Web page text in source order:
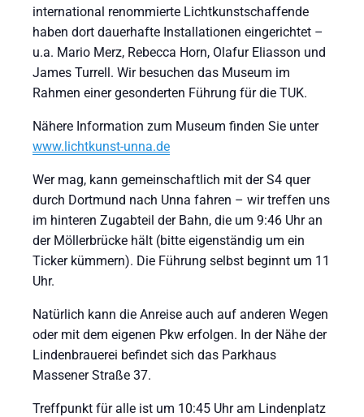
international renommierte Lichtkunstschaffende
haben dort dauerhafte Installationen eingerichtet –
u.a. Mario Merz, Rebecca Horn, Olafur Eliasson und
James Turrell. Wir besuchen das Museum im
Rahmen einer gesonderten Führung für die TUK.
Nähere Information zum Museum finden Sie unter
www.lichtkunst-unna.de
Wer mag, kann gemeinschaftlich mit der S4 quer
durch Dortmund nach Unna fahren – wir treffen uns
im hinteren Zugabteil der Bahn, die um 9:46 Uhr an
der Möllerbrücke hält (bitte eigenständig um ein
Ticker kümmern). Die Führung selbst beginnt um 11
Uhr.
Natürlich kann die Anreise auch auf anderen Wegen
oder mit dem eigenen Pkw erfolgen. In der Nähe der
Lindenbrauerei befindet sich das Parkhaus
Massener Straße 37.
Treffpunkt für alle ist um 10:45 Uhr am Lindenplatz